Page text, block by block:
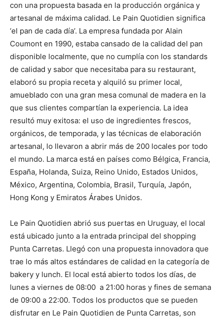
con una propuesta basada en la producción orgánica y
artesanal de máxima calidad. Le Pain Quotidien significa
‘el pan de cada día’. La empresa fundada por Alain
Coumont en 1990, estaba cansado de la calidad del pan
disponible localmente, que no cumplía con los standards
de calidad y sabor que necesitaba para su restaurant,
elaboró su propia receta y alquiló su primer local,
amueblado con una gran mesa comunal de madera en la
que sus clientes compartían la experiencia. La idea
resultó muy exitosa: el uso de ingredientes frescos,
orgánicos, de temporada, y las técnicas de elaboración
artesanal, lo llevaron a abrir más de 200 locales por todo
el mundo. La marca está en países como Bélgica, Francia,
España, Holanda, Suiza, Reino Unido, Estados Unidos,
México, Argentina, Colombia, Brasil, Turquía, Japón,
Hong Kong y Emiratos Árabes Unidos.
Le Pain Quotidien abrió sus puertas en Uruguay, el local
está ubicado junto a la entrada principal del shopping
Punta Carretas. Llegó con una propuesta innovadora que
trae lo más altos estándares de calidad en la categoría de
bakery y lunch. El local está abierto todos los días, de
lunes a viernes de 08:00 a 21:00 horas y fines de semana
de 09:00 a 22:00. Todos los productos que se pueden
disfrutar en Le Pain Quotidien de Punta Carretas, son